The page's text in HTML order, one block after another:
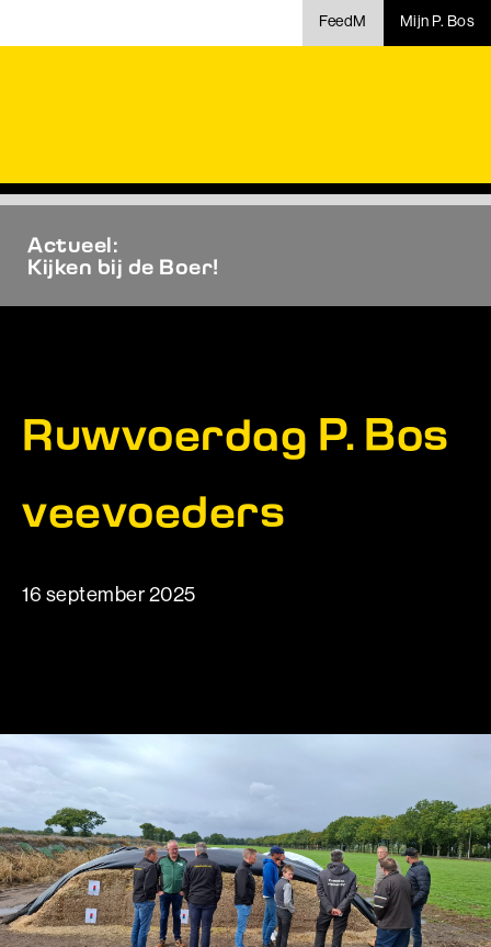
FeedM Mijn P. Bos
Actueel:
Kijken bij de Boer!
Ruwvoerdag P. Bos
veevoeders
16 september 2025